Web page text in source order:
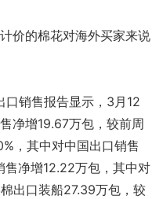
价的棉花对海外买家来说
口销售报告显示，3月12
净增19.67万包，较前周
，其中对中国出口销售
售净增12.22万包，其中对
出口装船27.39万包，较